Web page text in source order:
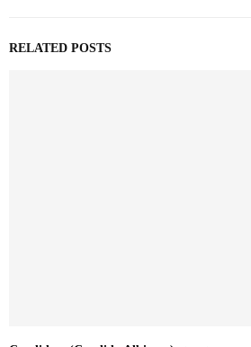
RELATED POSTS